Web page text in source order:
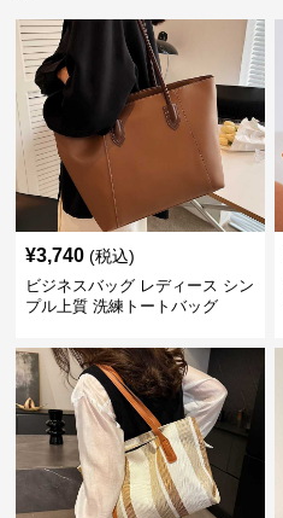
¥3,740 (税込)
ビジネスバッグ レディース シン
プル上質 洗練トートバッグ